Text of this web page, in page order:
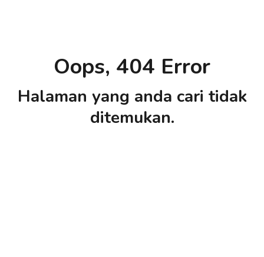
Oops, 404 Error
Halaman yang anda cari tidak
ditemukan.